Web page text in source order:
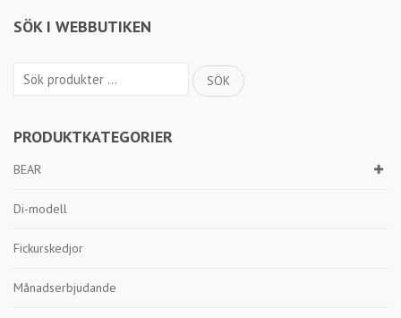
SÖK I WEBBUTIKEN
Sök
SÖK
PRODUKTKATEGORIER
BEAR
Di-modell
Fickurskedjor
Månadserbjudande